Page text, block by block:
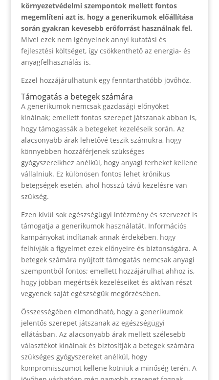
környezetvédelmi szempontok mellett fontos
megemlíteni azt is, hogy a generikumok előállítása
során gyakran kevesebb erőforrást használnak fel.
Mivel ezek nem igényelnek annyi kutatási és
fejlesztési költséget, így csökkenthető az energia- és
anyagfelhasználás is.
Ezzel hozzájárulhatunk egy fenntarthatóbb jövőhöz.
Támogatás a betegek számára
A generikumok nemcsak gazdasági előnyöket
kínálnak; emellett fontos szerepet játszanak abban is,
hogy támogassák a betegeket kezeléseik során. Az
alacsonyabb árak lehetővé teszik számukra, hogy
könnyebben hozzáférjenek szükséges
gyógyszereikhez anélkül, hogy anyagi terheket kellene
vállalniuk. Ez különösen fontos lehet krónikus
betegségek esetén, ahol hosszú távú kezelésre van
szükség.
Ezen kívül sok egészségügyi intézmény és szervezet is
támogatja a generikumok használatát. Információs
kampányokat indítanak annak érdekében, hogy
felhívják a figyelmet ezek előnyeire és biztonságára. A
betegek számára nyújtott támogatás nemcsak anyagi
szempontból fontos; emellett hozzájárulhat ahhoz is,
hogy jobban megértsék kezeléseiket és aktívan részt
vegyenek saját egészségük megőrzésében.
Összességében elmondható, hogy a generikumok
jelentős szerepet játszanak az egészségügyi
ellátásban. Az alacsonyabb árak mellett szélesebb
választékot kínálnak és biztosítják a betegek számára
szükséges gyógyszereket anélkül, hogy
kompromisszumot kellene kötniük a minőség terén. A